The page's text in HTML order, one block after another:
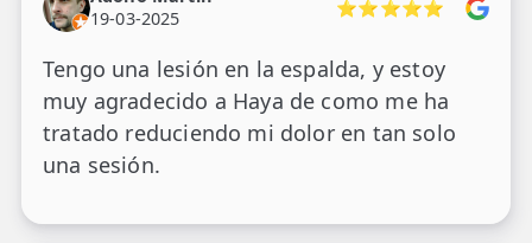
19-03-2025
⭐⭐⭐⭐⭐
Tengo una lesión en la espalda, y estoy
muy agradecido a Haya de como me ha
tratado reduciendo mi dolor en tan solo
una sesión.